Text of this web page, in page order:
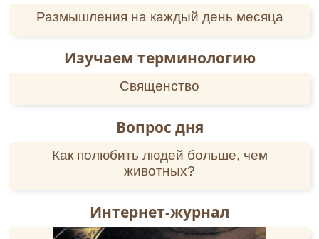
Размышления на каждый день месяца
Изучаем терминологию
Священство
Вопрос дня
Как полюбить людей больше, чем
животных?
Интернет-журнал